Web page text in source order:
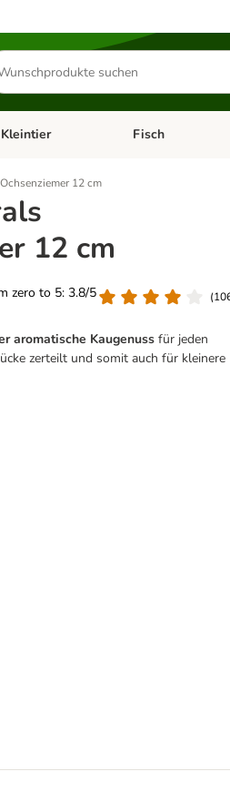
Menü öffnen: Hundefutter &
Kleintier Kategorie-Menü
Fisch
12 cm
12 cm
zero to 5: 3.8/5
(
aromatische Kaugenussfür jeden
zerteilt und somit auch für kleinere